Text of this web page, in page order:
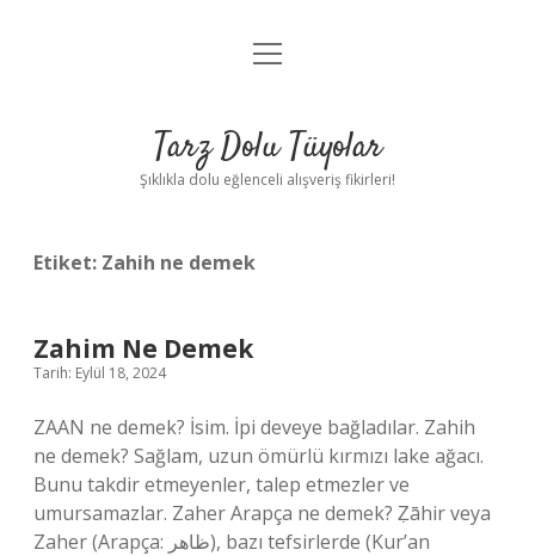
Anasayfa
Yasal Uyarı
menüyü
Tarz Dolu Tüyolar
Şıklıkla dolu eğlenceli alışveriş fikirleri!
Etiket: Zahih ne demek
Zahim Ne Demek
Tarih: Eylül 18, 2024
ZAAN ne demek? İsim. İpi deveye bağladılar. Zahih
ne demek? Sağlam, uzun ömürlü kırmızı lake ağacı.
Bunu takdir etmeyenler, talep etmezler ve
umursamazlar. Zaher Arapça ne demek? Ẓāhir veya
Zaher (Arapça: ظاهر‎), bazı tefsirlerde (Kur’an